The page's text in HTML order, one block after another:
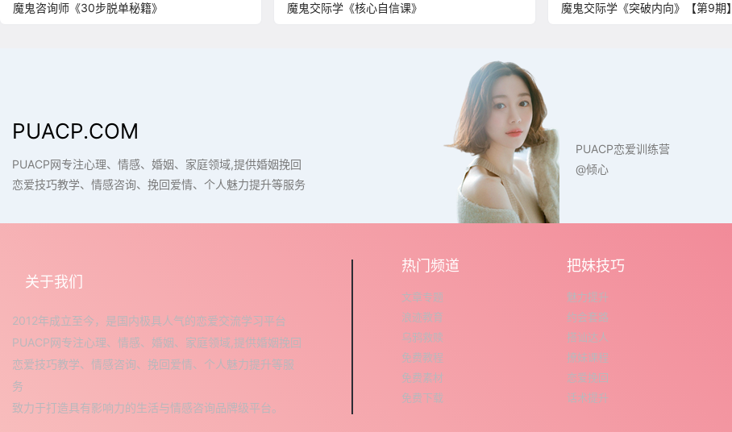
魔鬼咨询师《30步脱单秘籍》 魔鬼交际学《核心自信课》 魔鬼交际学《突破内向》【第9期】
PUACP.COM
PUACP网专注心理、情感、婚姻、家庭领域,提供婚姻挽回
恋爱技巧教学、情感咨询、挽回爱情、个人魅力提升等服务
PUACP恋爱训练营
@倾心
关于我们
2012年成立至今，是国内极具人气的恋爱交流学习平台
PUACP网专注心理、情感、婚姻、家庭领域,提供婚姻挽回
恋爱技巧教学、情感咨询、挽回爱情、个人魅力提升等服
务
致力于打造具有影响力的生活与情感咨询品牌级平台。
热门频道
文章专题
浪迹教育
乌鸦救赎
免费教程
免费素材
免费下载
把妹技巧
魅力提升
约会套路
搭讪达人
撩妹课程
恋爱挽回
话术提升